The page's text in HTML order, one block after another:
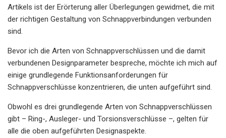
Artikels ist der Erörterung aller Überlegungen gewidmet, die mit
der richtigen Gestaltung von Schnappverbindungen verbunden
sind.
Bevor ich die Arten von Schnappverschlüssen und die damit
verbundenen Designparameter bespreche, möchte ich mich auf
einige grundlegende Funktionsanforderungen für
Schnappverschlüsse konzentrieren, die unten aufgeführt sind.
Obwohl es drei grundlegende Arten von Schnappverschlüssen
gibt – Ring-, Ausleger- und Torsionsverschlüsse –, gelten für
alle die oben aufgeführten Designaspekte.